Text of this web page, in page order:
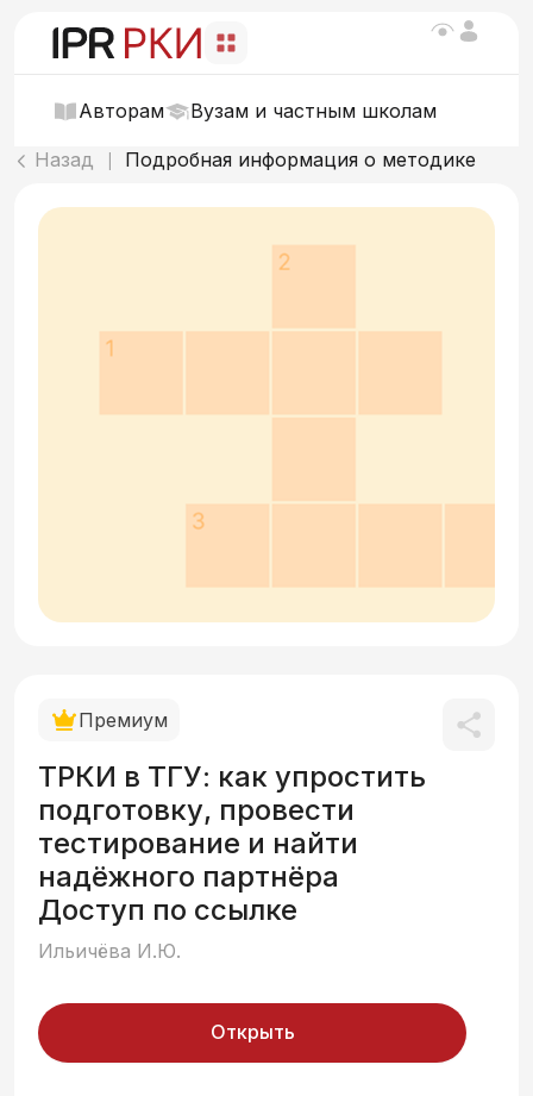
Авторам Вузам и частным школам
Назад Подробная информация о методике
Премиум
ТРКИ в ТГУ: как упростить
подготовку, провести
тестирование и найти
надёжного партнёра
Доступ по ссылке
Ильичёва И.Ю.
Открыть